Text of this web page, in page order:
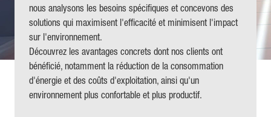
nous analysons les besoins spécifiques et concevons des
solutions qui maximisent l'efficacité et minimisent l'impact
sur l'environnement.
Découvrez les avantages concrets dont nos clients ont
bénéficié, notamment la réduction de la consommation
d'énergie et des coûts d'exploitation, ainsi qu'un
environnement plus confortable et plus productif.